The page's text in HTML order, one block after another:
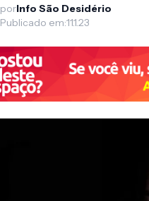
porInfo São Desidério
Publicado em:11.1.23